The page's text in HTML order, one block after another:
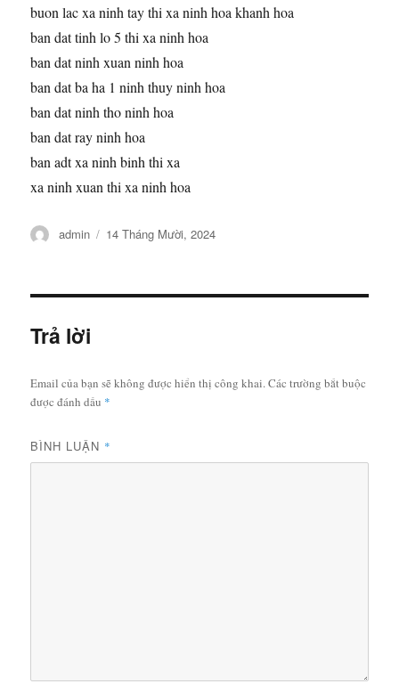
buon lac xa ninh tay thi xa ninh hoa khanh hoa
ban dat tinh lo 5 thi xa ninh hoa
ban dat ninh xuan ninh hoa
ban dat ba ha 1 ninh thuy ninh hoa
ban dat ninh tho ninh hoa
ban dat ray ninh hoa
ban adt xa ninh binh thi xa
xa ninh xuan thi xa ninh hoa
Tác
admin
Đăng
14 Tháng Mười, 2024
Trả lời
Email của bạn sẽ không được hiển thị công khai.Các trường bắt buộc
được đánh dấu *
BÌNH LUẬN *